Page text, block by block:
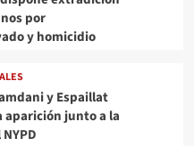
por
y homicidio
y Espaillat
aparición junto a la